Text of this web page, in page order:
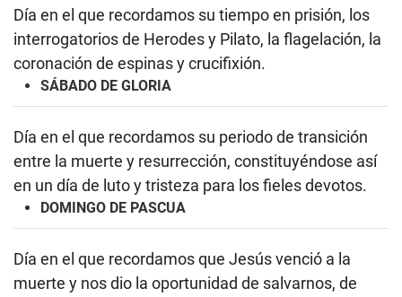
Día en el que recordamos su tiempo en prisión, los
interrogatorios de Herodes y Pilato, la flagelación, la
coronación de espinas y crucifixión.
SÁBADO DE GLORIA
Día en el que recordamos su periodo de transición
entre la muerte y resurrección, constituyéndose así
en un día de luto y tristeza para los fieles devotos.
DOMINGO DE PASCUA
Día en el que recordamos que Jesús venció a la
muerte y nos dio la oportunidad de salvarnos, de